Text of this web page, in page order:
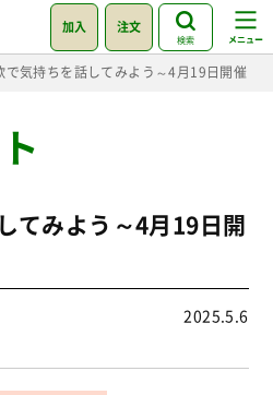
加入 注文
検索
で気持ちを話してみよう～4月19日開催
てみよう～4月19日開
2025.5.6